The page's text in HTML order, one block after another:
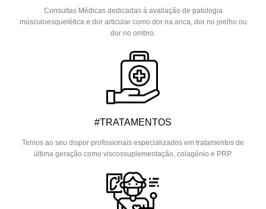
Consultas Médicas dedicadas à avaliação de patologia
músculoesquelética e dor articular como dor na anca, dor no joelho ou
dor no ombro.
#TRATAMENTOS
Temos ao seu dispor profissionais especializados em tratamentos de
última geração como viscossuplementação, colagénio e PRP.